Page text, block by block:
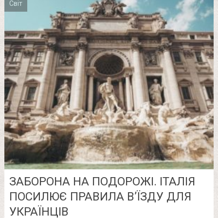
Світ
ЗАБОРОНА НА ПОДОРОЖІ. ІТАЛІЯ
ПОСИЛЮЄ ПРАВИЛА В’ЇЗДУ ДЛЯ
УКРАЇНЦІВ